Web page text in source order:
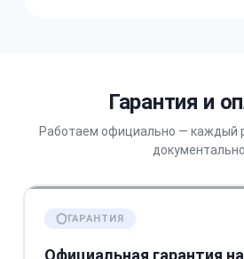
Гарантия и
Работаем официально — каждый
документально
ГАРАНТИЯ
Официальная гарантия